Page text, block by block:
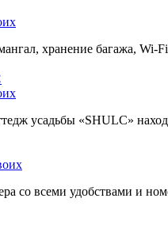
хранение багажа, Wi-
усадьбы «SHULC»
со всеми удобствами и